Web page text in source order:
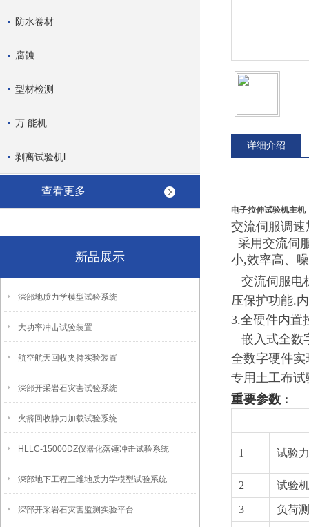
防水卷材
腐蚀
型材检测
万 能机
剥离试验机l
查看更多
新品展示
深部地质力学模型试验系统
大功率冲击试验装置
航空航天回收夹持实验装置
深部开采岩石灾害试验系统
火箭回收静力加载试验系统
HLLC-15000DZ仪器化落锤冲击试验系统
深部地下工程三维地质力学模型试验系统
深部开采岩石灾害监测实验平台
详细介绍
电子拉伸试验机主机
交流伺服调速
采用交流伺
小,效率高、
交流伺服电
压保护功能.
3.全硬件内置
嵌入式全数
全数字硬件
专用土工布
重要参数 ：
1 试验力
2 试验
3 负荷